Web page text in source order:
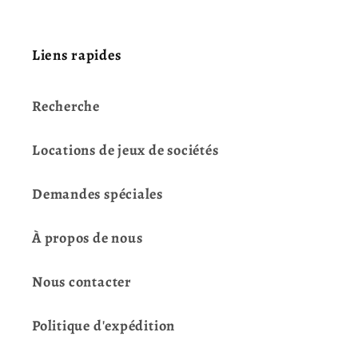
Liens rapides
Recherche
Locations de jeux de sociétés
Demandes spéciales
À propos de nous
Nous contacter
Politique d'expédition